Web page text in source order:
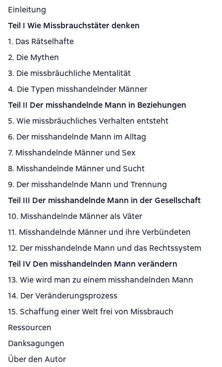
Einleitung
Teil I Wie Missbrauchstäter denken
1. Das Rätselhafte
2. Die Mythen
3. Die missbräuchliche Mentalität
4. Die Typen misshandelnder Männer
Teil II Der misshandelnde Mann in Beziehungen
5. Wie missbräuchliches Verhalten entsteht
6. Der misshandelnde Mann im Alltag
7. Misshandelnde Männer und Sex
8. Misshandelnde Männer und Sucht
9. Der misshandelnde Mann und Trennung
Teil III Der misshandelnde Mann in der Gesellschaft
10. Misshandelnde Männer als Väter
11. Misshandelnde Männer und ihre Verbündeten
12. Der misshandelnde Mann und das Rechtssystem
Teil IV Den misshandelnden Mann verändern
13. Wie wird man zu einem misshandelnden Mann
14. Der Veränderungsprozess
15. Schaffung einer Welt frei von Missbrauch
Ressourcen
Danksagungen
Über den Autor